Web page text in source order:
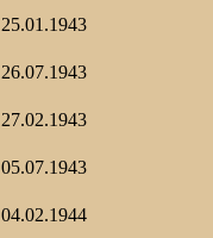
25.01.1943
26.07.1943
27.02.1943
05.07.1943
04.02.1944